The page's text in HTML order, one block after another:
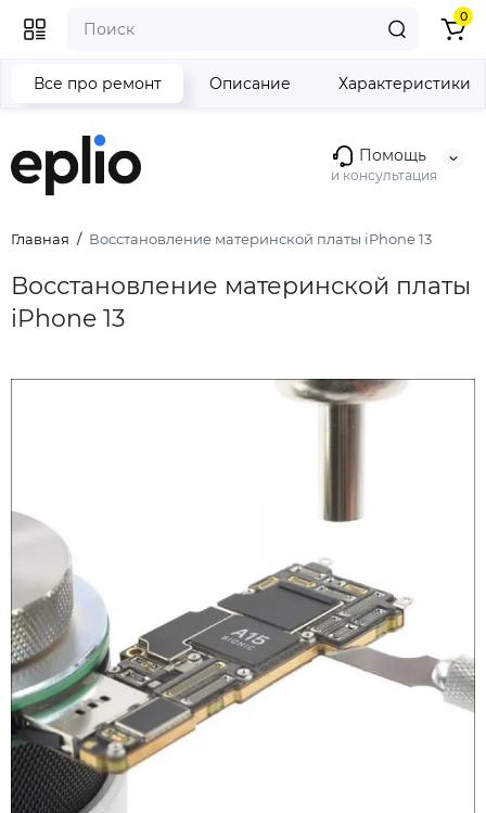
Помощь
и консультация
0
Главная Восстановление материнской платы iPhone 13
Восстановление материнской платы
iPhone 13
Все про ремонт Описание Характеристики